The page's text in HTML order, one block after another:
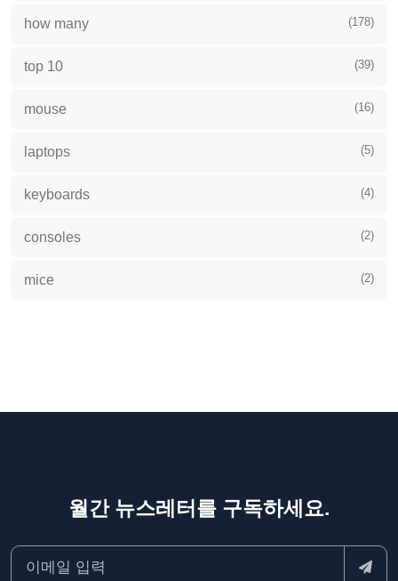
how many (178)
top 10 (39)
mouse (16)
laptops (5)
keyboards (4)
consoles (2)
mice (2)
월간 뉴스레터를 구독하세요.